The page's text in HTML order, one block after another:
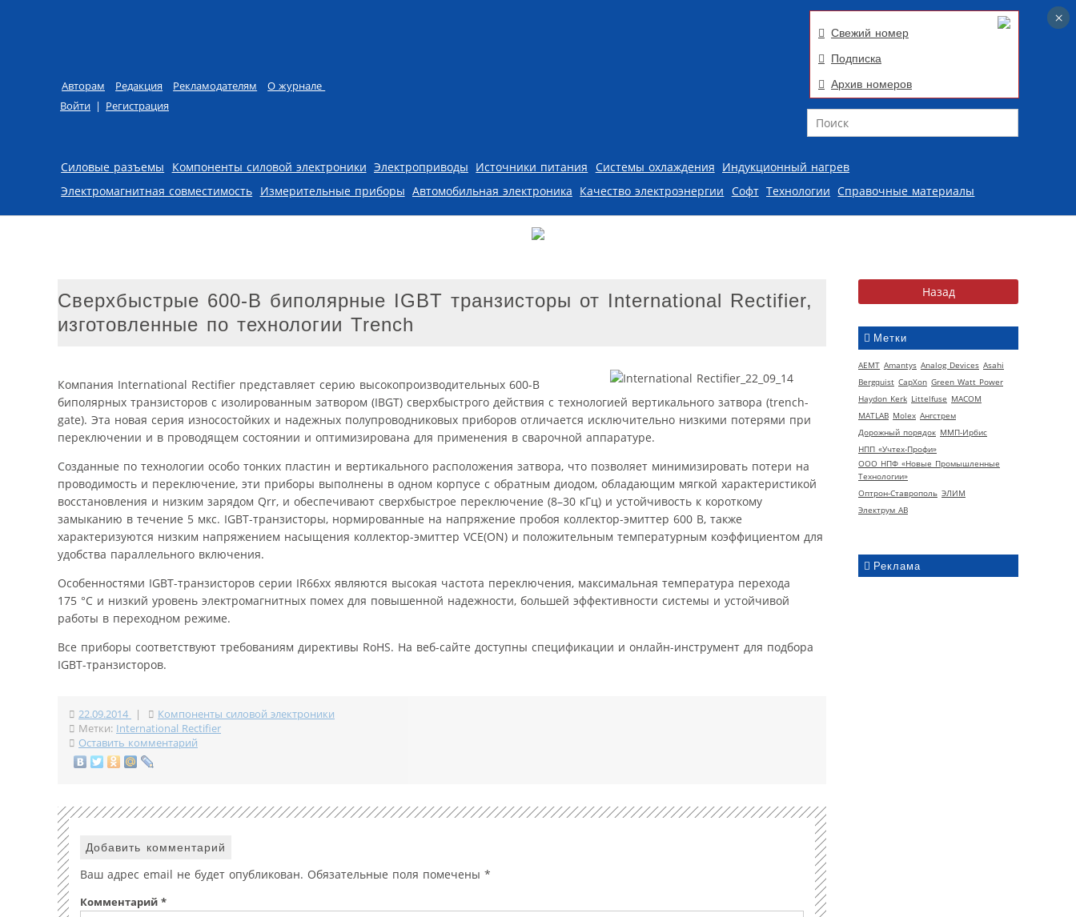
Авторам Редакция Рекламодателям
О журнале
Войти | Регистрация
Свежий номер
Подписка
Архив номеров
Поиск
Skip to content
Силовые разъемы Компоненты силовой электроники Электроприводы Источники питания Системы охлаждения Индукционный нагрев
Электромагнитная совместимость Измерительные приборы Автомобильная электроника Качество электроэнергии Софт Технологии Справочные материалы
Метки
AEMT Amantys Analog Devices Asahi
Bergquist CapXon Green Watt Power
Haydon Kerk Littelfuse MACOM
MATLAB Molex Ангстрем
Дорожный порядок ММП-Ирбис
НПП «Учтех-Профи»
ООО НПФ «Новые Промышленные
Технологии»
Оптрон-Ставрополь ЭЛИМ
Электрум АВ
Реклама
Cверхбыстрые 600-В биполярные IGBT транзисторы от International Rectifier,
изготовленные по технологии Trench
Компания International Rectifier представляет серию высокопроизводительных 600-В
биполярных транзисторов с изолированным затвором (IBGT) сверхбыстрого действия с технологией вертикального затвора (trench-
gate). Эта новая серия износостойких и надежных полупроводниковых приборов отличается исключительно низкими потерями при
переключении и в проводящем состоянии и оптимизирована для применения в сварочной аппаратуре.
Созданные по технологии особо тонких пластин и вертикального расположения затвора, что позволяет минимизировать потери на
проводимость и переключение, эти приборы выполнены в одном корпусе с обратным диодом, обладающим мягкой характеристикой
восстановления и низким зарядом Qrr, и обеспечивают сверхбыстрое переключение (8–30 кГц) и устойчивость к короткому
замыканию в течение 5 мкс. IGBT-транзисторы, нормированные на напряжение пробоя коллектор-эмиттер 600 В, также
характеризуются низким напряжением насыщения коллектор-эмиттер VCE(ON) и положительным температурным коэффициентом для
удобства параллельного включения.
Особенностями IGBT-транзисторов серии IR66xx являются высокая частота переключения, максимальная температура перехода
175 °C и низкий уровень электромагнитных помех для повышенной надежности, большей эффективности системы и устойчивой
работы в переходном режиме.
Все приборы соответствуют требованиям директивы RoHS. На веб-сайте доступны спецификации и онлайн-инструмент для подбора
IGBT-транзисторов.
22.09.2014 |
Компоненты силовой электроники
Метки: International Rectifier
Оставить комментарий
Добавить комментарий
Ваш адрес email не будет опубликован. Обязательные поля помечены *
Комментарий *
×
×